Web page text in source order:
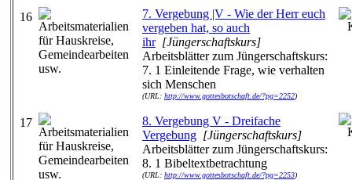
16
7. Vergebung |V - Wie der Herr euch
vergeben hat, so auch
ihr [Jüngerschaftskurs]
Arbeitsblätter zum Jüngerschaftskurs:
7. 1 Einleitende Frage, wie verhalten
sich Menschen
(URL: http://www.gottesbotschaft.de/?pg=2252)
17
8. Vergebung V - Dreifache
Vergebung [Jüngerschaftskurs]
Arbeitsblätter zum Jüngerschaftskurs:
8. 1 Bibeltextbetrachtung
(URL: http://www.gottesbotschaft.de/?pg=2253)